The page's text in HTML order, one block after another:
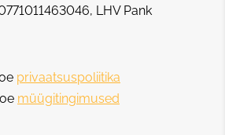
LHV Pank
privaatsuspoliitika
müügitingimused